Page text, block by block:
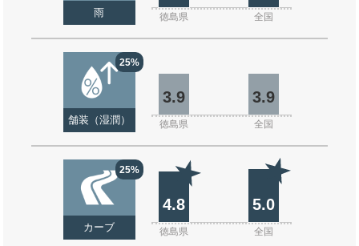
雨 徳島県 全国
25%
舗装（湿潤）
3.9 3.9
徳島県 全国
25%
カーブ
4.8 5.0
徳島県 全国